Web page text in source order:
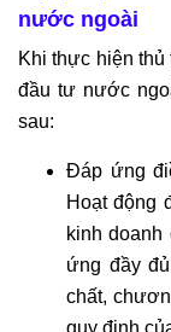
nước ngoài
Khi thực hiện thủ
đầu tư nước
sau:
Đáp ứng
Hoạt động
kinh
ứng đầy
chất,
quy định